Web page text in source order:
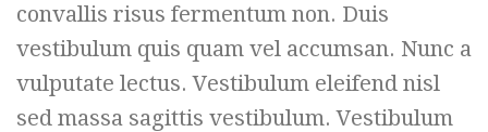
convallis risus fermentum non. Duis
vestibulum quis quam vel accumsan. Nunc a
vulputate lectus. Vestibulum eleifend nisl
sed massa sagittis vestibulum. Vestibulum